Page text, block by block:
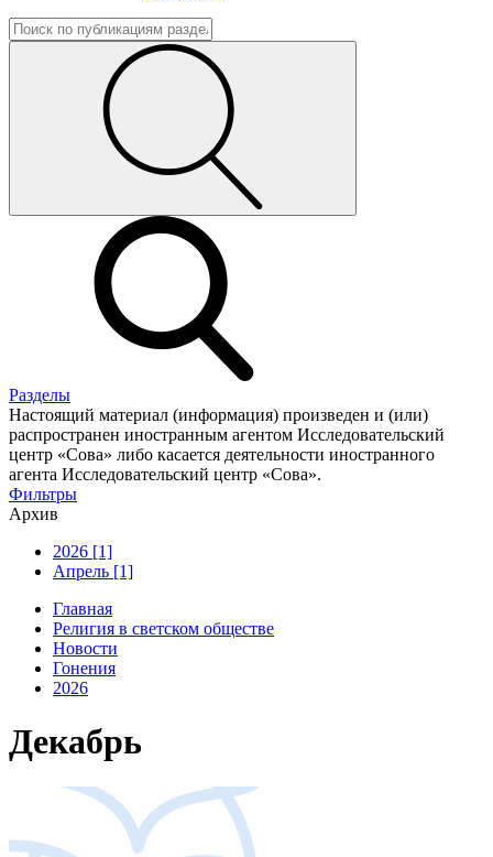
Разделы
Настоящий материал (информация) произведен и (или)
распространен иностранным агентом Исследовательский
центр «Сова» либо касается деятельности иностранного
агента Исследовательский центр «Сова».
Фильтры
Архив
2026 [1]
Апрель [1]
Главная
Религия в светском обществе
Новости
Гонения
2026
Декабрь